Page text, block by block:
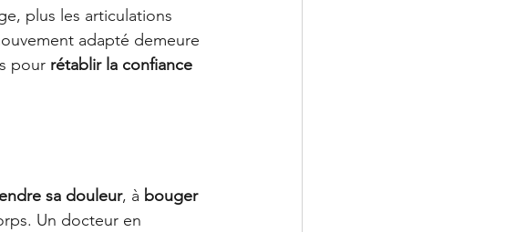
plus les articulations
adapté demeure
pour rétablir la confiance
sa douleur, à bouger
Un docteur en